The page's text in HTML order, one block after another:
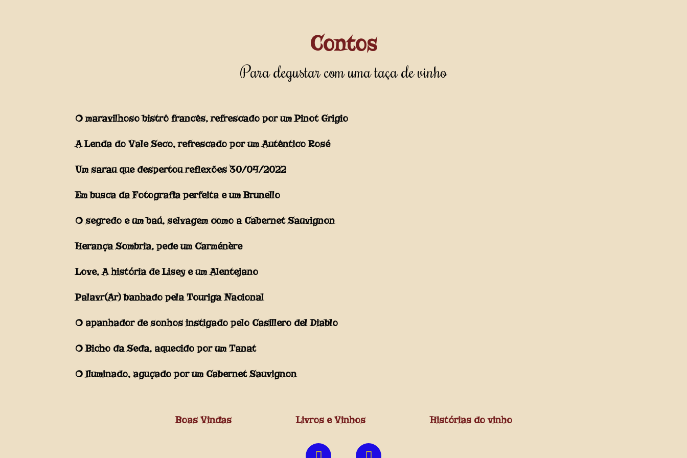
Contos
Para degustar com uma taça de vinho
O maravilhoso bistrô francês, refrescado por um Pinot Grigio
A Lenda do Vale Seco, refrescado por um Autêntico Rosé
Um sarau que despertou reflexões 30/04/2022
Em busca da Fotografia perfeita e um Brunello
O segredo e um baú, selvagem como a Cabernet Sauvignon
Herança Sombria, pede um Carménère
Love, A história de Lisey e um Alentejano
Palavr(Ar) banhado pela Touriga Nacional
O apanhador de sonhos instigado pelo Casillero del Diablo
O Bicho da Seda, aquecido por um Tanat
O Iluminado, aguçado por um Cabernet Sauvignon
Boas Vindas Livros e Vinhos Histórias do vinho